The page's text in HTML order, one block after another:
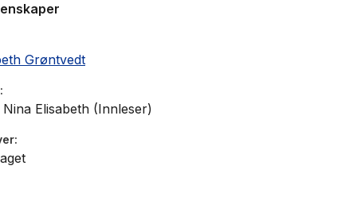
intensitet, varme og en sjelden innlevelse. Mer
Grøntvedt
Elisabeth (Innleser)